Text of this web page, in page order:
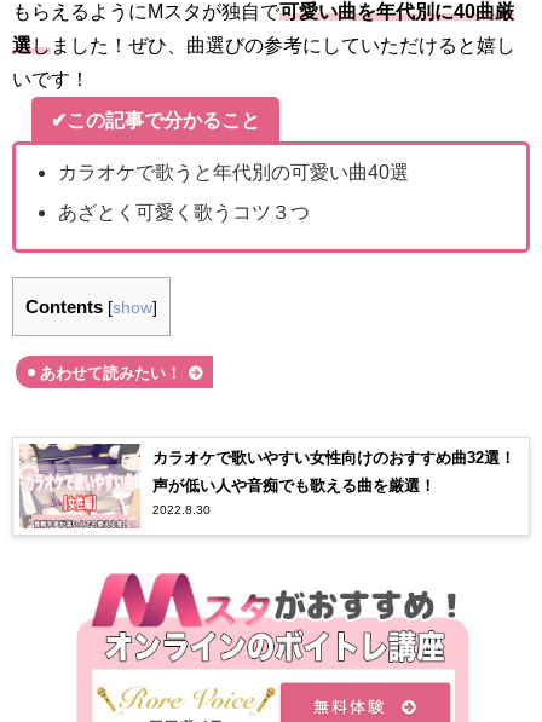
もらえるようにMスタが独自で可愛い曲を年代別に40曲厳
選しました！ぜひ、曲選びの参考にしていただけると嬉し
いです！
✔この記事で分かること
カラオケで歌うと年代別の可愛い曲40選
あざとく可愛く歌うコツ３つ
Contents [show]
あわせて読みたい！
カラオケで歌いやすい女性向けのおすすめ曲32選！
声が低い人や音痴でも歌える曲を厳選！
2022.8.30